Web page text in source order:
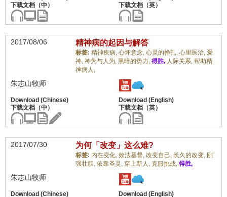
2017/08/06 精神病的起因与解答
标签: 精神疾病, 心怀意念, 心灵的挣扎, 心里医治, 爱
神, 神为与人为, 黑暗的势力, 得胜, 人际关系, 帮助精
神病人,
朱志山牧师
2017/07/30 为何「改变」这么难?
标签: 内在变化, 效法基督, 改变自己, 长久的改变, 刚
强壮胆, 依靠圣灵, 穿上新人, 克服挑战, 得胜,
朱志山牧师